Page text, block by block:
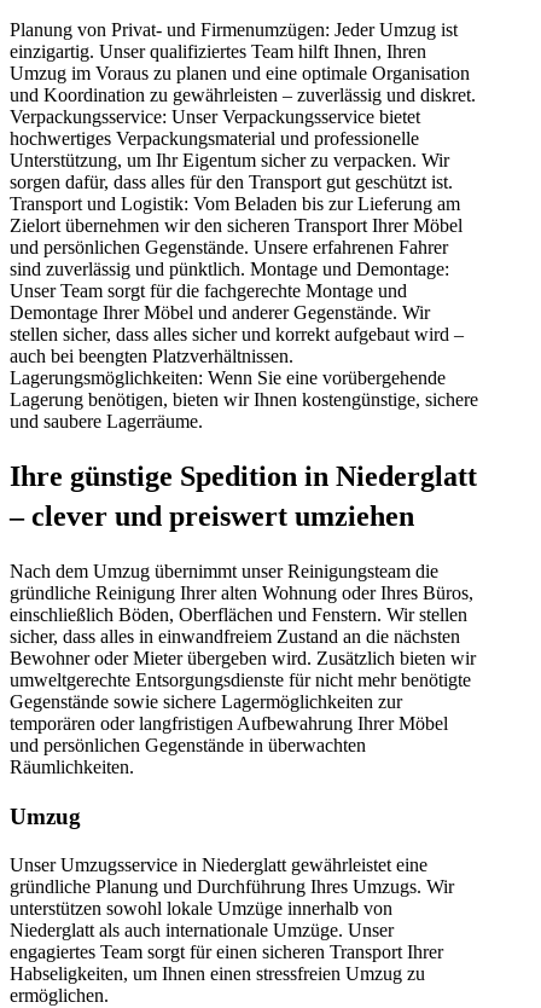
Planung von Privat- und Firmenumzügen: Jeder Umzug ist
einzigartig. Unser qualifiziertes Team hilft Ihnen, Ihren
Umzug im Voraus zu planen und eine optimale Organisation
und Koordination zu gewährleisten – zuverlässig und diskret.
Verpackungsservice: Unser Verpackungsservice bietet
hochwertiges Verpackungsmaterial und professionelle
Unterstützung, um Ihr Eigentum sicher zu verpacken. Wir
sorgen dafür, dass alles für den Transport gut geschützt ist.
Transport und Logistik: Vom Beladen bis zur Lieferung am
Zielort übernehmen wir den sicheren Transport Ihrer Möbel
und persönlichen Gegenstände. Unsere erfahrenen Fahrer
sind zuverlässig und pünktlich. Montage und Demontage:
Unser Team sorgt für die fachgerechte Montage und
Demontage Ihrer Möbel und anderer Gegenstände. Wir
stellen sicher, dass alles sicher und korrekt aufgebaut wird –
auch bei beengten Platzverhältnissen.
Lagerungsmöglichkeiten: Wenn Sie eine vorübergehende
Lagerung benötigen, bieten wir Ihnen kostengünstige, sichere
und saubere Lagerräume.
Ihre günstige Spedition in Niederglatt
– clever und preiswert umziehen
Nach dem Umzug übernimmt unser Reinigungsteam die
gründliche Reinigung Ihrer alten Wohnung oder Ihres Büros,
einschließlich Böden, Oberflächen und Fenstern. Wir stellen
sicher, dass alles in einwandfreiem Zustand an die nächsten
Bewohner oder Mieter übergeben wird. Zusätzlich bieten wir
umweltgerechte Entsorgungsdienste für nicht mehr benötigte
Gegenstände sowie sichere Lagermöglichkeiten zur
temporären oder langfristigen Aufbewahrung Ihrer Möbel
und persönlichen Gegenstände in überwachten
Räumlichkeiten.
Umzug
Unser Umzugsservice in Niederglatt gewährleistet eine
gründliche Planung und Durchführung Ihres Umzugs. Wir
unterstützen sowohl lokale Umzüge innerhalb von
Niederglatt als auch internationale Umzüge. Unser
engagiertes Team sorgt für einen sicheren Transport Ihrer
Habseligkeiten, um Ihnen einen stressfreien Umzug zu
ermöglichen.